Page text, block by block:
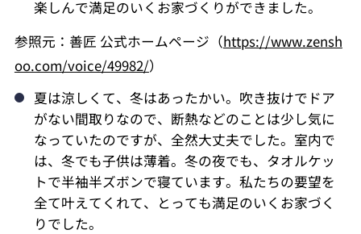
楽しんで満足のいくお家づくりができました。
参照元：善匠 公式ホームページ（https://www.zensh
oo.com/voice/49982/）
夏は涼しくて、冬はあったかい。吹き抜けでドア
がない間取りなので、断熱などのことは少し気に
なっていたのですが、全然大丈夫でした。室内で
は、冬でも子供は薄着。冬の夜でも、タオルケッ
トで半袖半ズボンで寝ています。私たちの要望を
全て叶えてくれて、とっても満足のいくお家づく
りでした。